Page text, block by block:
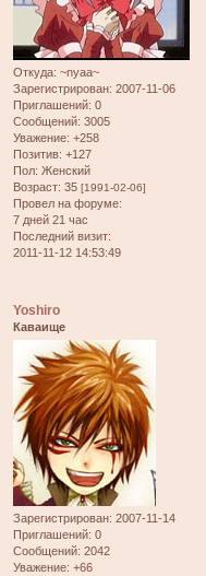
Откуда: ~nyaa~
Зарегистрирован: 2007-11-06
Приглашений: 0
Сообщений: 3005
Уважение: +258
Позитив: +127
Пол: Женский
Возраст: 35 [1991-02-06]
Провел на форуме:
7 дней 21 час
Последний визит:
2011-11-12 14:53:49
Yoshiro
Каваище
Зарегистрирован: 2007-11-14
Приглашений: 0
Сообщений: 2042
Уважение: +66